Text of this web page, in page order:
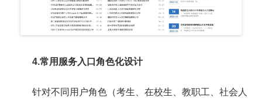
4.常用服务入口角色化设计
针对不同用户角色（考生、在校生、教职工、社会人